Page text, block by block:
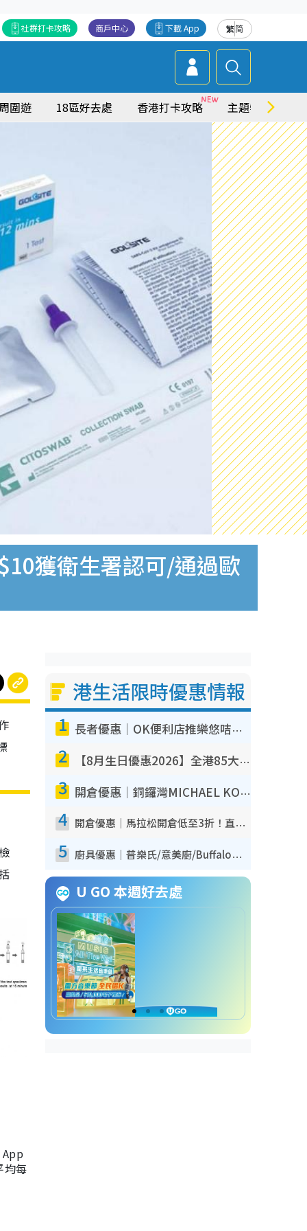
繁简
下載 App
商戶中心
社群打卡攻略
圍遊 18區好去處 香港打卡攻略 主題特集
獲衛生署認可/通過歐
均每
港生活限時優惠情報
1 長者優惠｜OK便利店推樂悠咭優惠！買麵包/牛奶/保健品拍卡即減
2 【8月生日優惠2026】全港85大食買玩著數攻略 自助餐/火鍋放題同行免費＋誠品/DONKI送現金券
3 開倉優惠｜銅鑼灣MICHAEL KORS開倉低至17折！直擊$500起買手袋/銀包/鞋款 必買經典Jet Set系列
4 開倉優惠｜馬拉松開倉低至3折！直擊$99起買adidas／New Balance／Puma鞋款 STANLEY保溫杯劈價至$119起
5 廚具優惠｜普樂氏/意美廚/Buffalo廚具低至3折！$89起買煎鍋／炒鑊／個人鍋 同場小家電激減至$99起
U GO 本週好去處